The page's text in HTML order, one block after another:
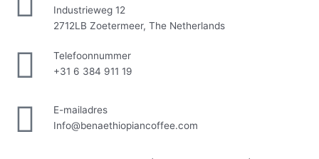
Industrieweg 12
2712LB Zoetermeer, The Netherlands
Telefoonnummer
+31 6 384 911 19
E-mailadres
Info@benaethiopiancoffee.com